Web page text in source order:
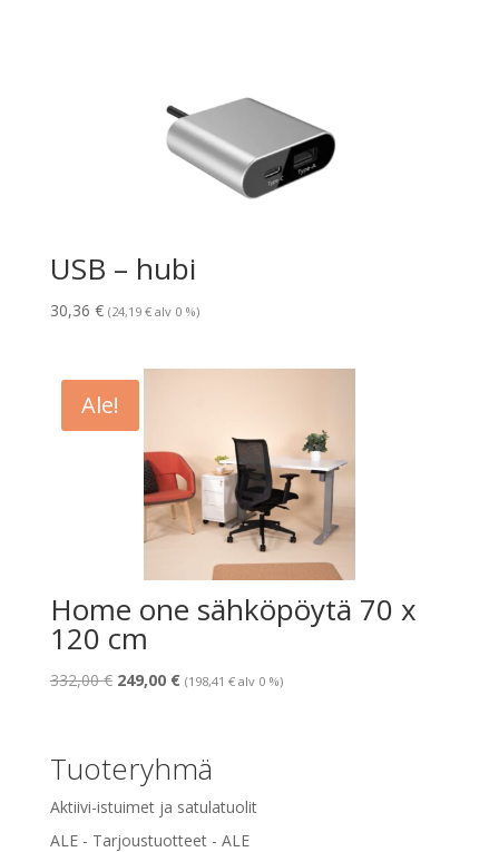
USB – hubi
30,36 € (24,19 €alv 0 %)
Ale!
Home one sähköpöytä 70 x
120 cm
332,00€ Alkuperäinen
332,00 €.
249,00 €Nykyinen
249,00 €.
(198,41 €alv 0 %)
Tuoteryhmä
Aktiivi-istuimet ja satulatuolit
ALE - Tarjoustuotteet - ALE